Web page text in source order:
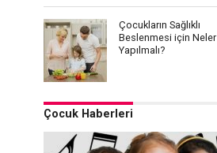
Çocukların Sağlıklı
Beslenmesi için Neler
Yapılmalı?
Çocuk Haberleri